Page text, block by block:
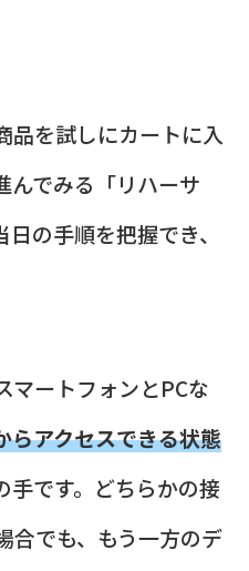
品を試しにカートに入
んでみる「リハーサ
の手順を把握でき、
マートフォンとPCな
らアクセスできる状態
手です。どちらかの接
合でも、もう一方のデ